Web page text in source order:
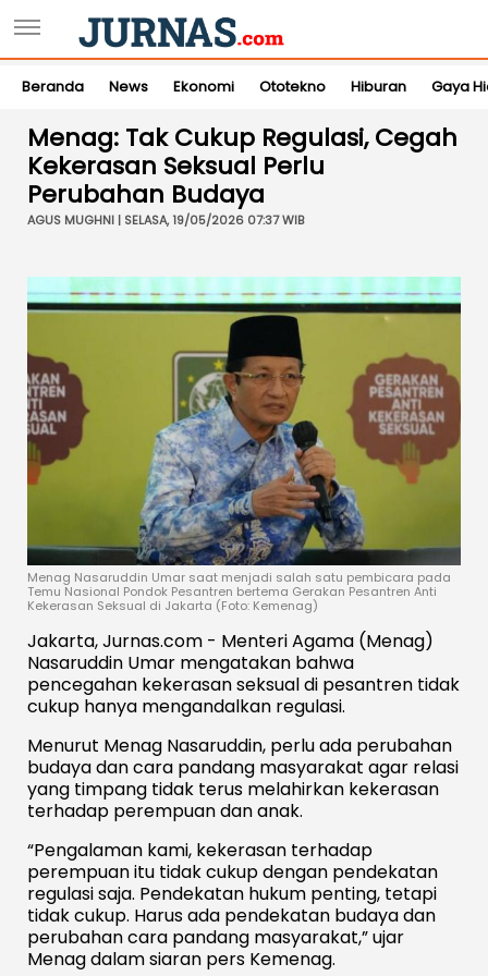
Beranda News Ekonomi Ototekno Hiburan Gaya
Menag: Tak Cukup Regulasi, Cegah
Kekerasan Seksual Perlu
Perubahan Budaya
AGUS MUGHNI | SELASA, 19/05/2026 07:37 WIB
Menag Nasaruddin Umar saat menjadi salah satu pembicara pada
Temu Nasional Pondok Pesantren bertema Gerakan Pesantren Anti
Kekerasan Seksual di Jakarta (Foto: Kemenag)
Jakarta, Jurnas.com - Menteri Agama (Menag)
Nasaruddin Umar mengatakan bahwa
pencegahan kekerasan seksual di pesantren tidak
cukup hanya mengandalkan regulasi.
Menurut Menag Nasaruddin, perlu ada perubahan
budaya dan cara pandang masyarakat agar relasi
yang timpang tidak terus melahirkan kekerasan
terhadap perempuan dan anak.
“Pengalaman kami, kekerasan terhadap
perempuan itu tidak cukup dengan pendekatan
regulasi saja. Pendekatan hukum penting, tetapi
tidak cukup. Harus ada pendekatan budaya dan
perubahan cara pandang masyarakat,” ujar
Menag dalam siaran pers Kemenag.